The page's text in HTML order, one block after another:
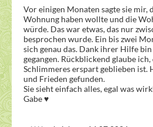
Vor einigen Monaten sagte sie mir,
Wohnung haben wollte und die
würde. Das war etwas, das nur
besprochen wurde. Ein bis zwei
sich genau das. Dank ihrer Hilfe
gegangen. Rückblickend glaube
Schlimmeres erspart geblieben ist.
und Frieden gefunden.
Sie sieht einfach alles, egal was
Gabe ♥️